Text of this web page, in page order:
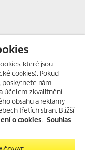
které jsou
cookies). Pokud
, poskytnete nám
účelem zkvalitnění
obsahu a reklamy
třetích stran. Bližší
o cookies. Souhlas